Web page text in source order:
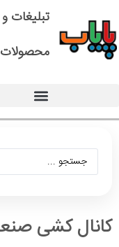
تبلیغات
محصولات
کانال کشی